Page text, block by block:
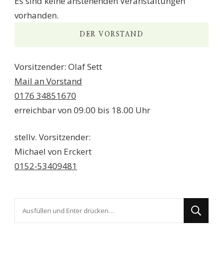
vorhanden.
DER VORSTAND
Vorsitzender: Olaf Sett
Mail an Vorstand
0176 34851670
erreichbar von 09.00 bis 18.00 Uhr
stellv. Vorsitzender:
Michael von Erckert
0152-53409481